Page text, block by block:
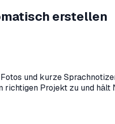
erstellen
und kurze
Projekt zu und hält